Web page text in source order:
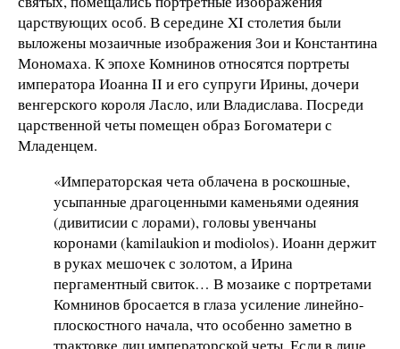
царствующих особ. В середине XI столетия были
выложены мозаичные изображения Зои и Константина
Мономаха. К эпохе Комнинов относятся портреты
императора Иоанна II и его супруги Ирины, дочери
венгерского короля Ласло, или Владислава. Посреди
царственной четы помещен образ Богоматери с
Младенцем.
«Императорская чета облачена в роскошные,
усыпанные драгоценными каменьями одеяния
(дивитисии с лорами), головы увенчаны
коронами (kamilaukion и modiolos). Иоанн держит
в руках мешочек с золотом, а Ирина
пергаментный свиток… В мозаике с портретами
Комнинов бросается в глаза усиление линейно-
плоскостного начала, что особенно заметно в